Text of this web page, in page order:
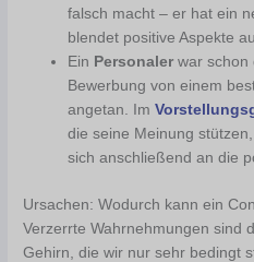
falsch macht – er hat ein
blendet positive Aspekte
Ein Personaler war schon
Bewerbung von einem
angetan. Im
die seine Meinung
sich anschließend an die
Ursachen: Wodurch kann ein
Verzerrte Wahrnehmungen sind
Gehirn, die wir nur sehr bedingt